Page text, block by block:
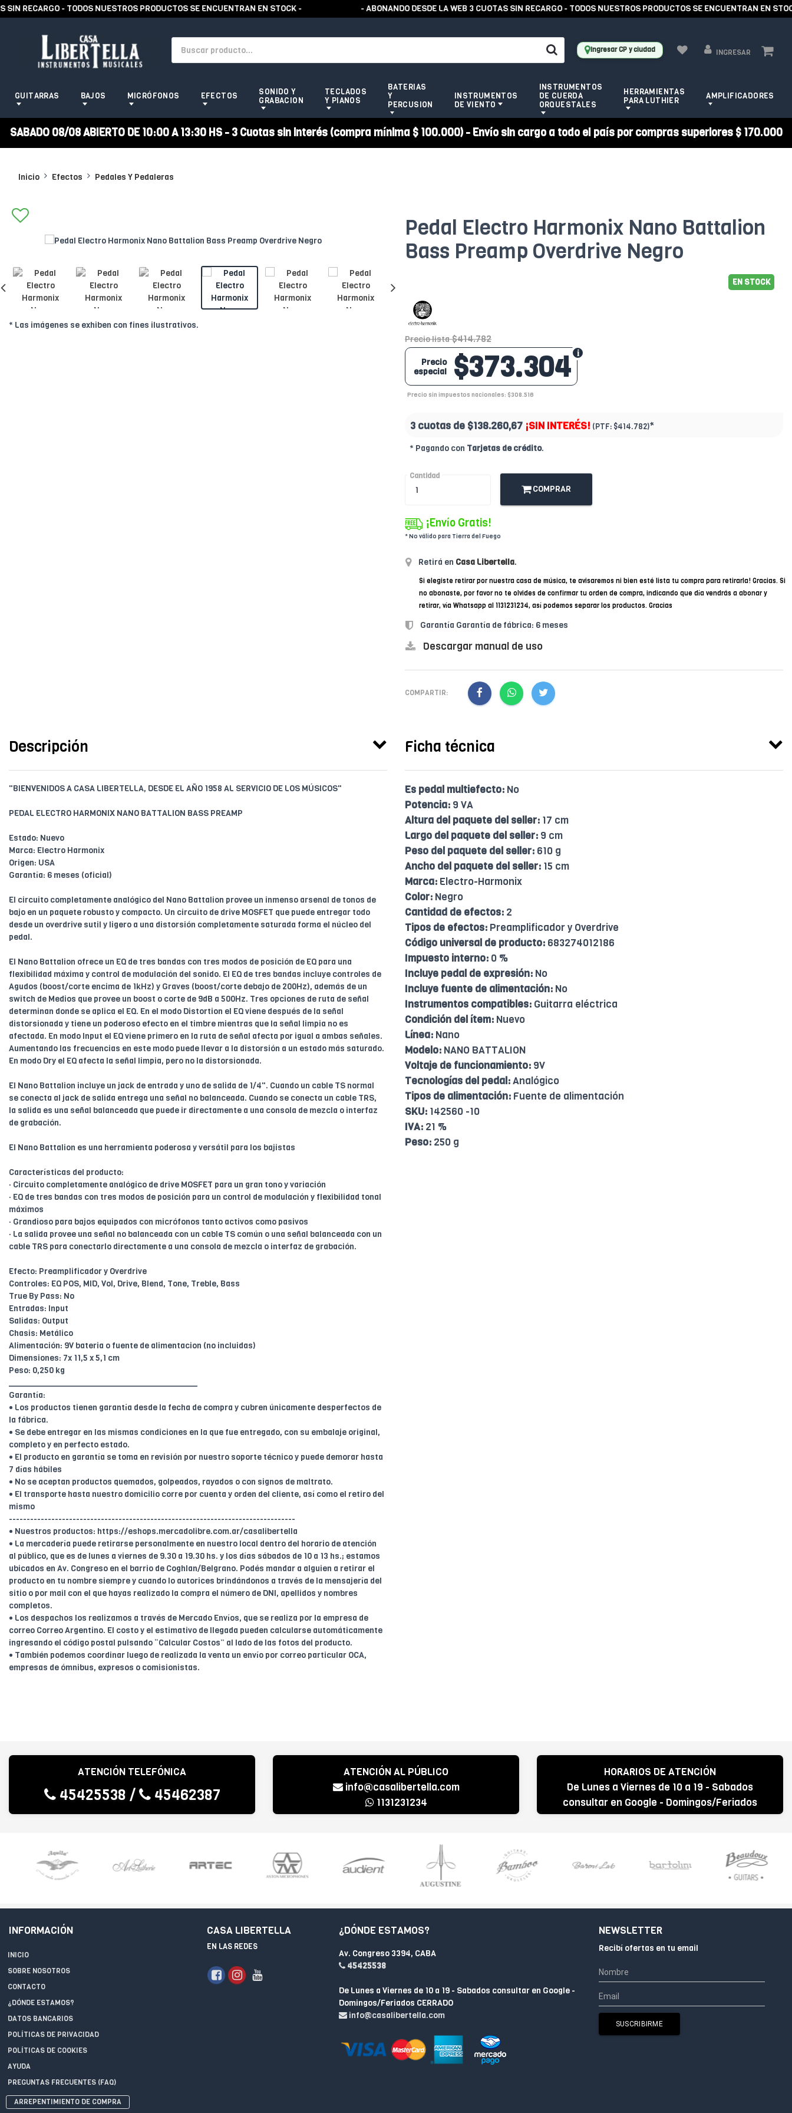
- TODOS NUESTROS PRODUCTOS SE ENCUENTRAN EN STOCK - - ABONANDO DESDE LA WEB 3 CUOTAS SIN RECARGO - TODOS NUESTROS PRODUCTOS SE ENCUENTRAN EN STOCK -
Ingresar CP y ciudad INGRESAR
GUITARRAS BAJOS MICRÓFONOS EFECTOS
SONIDO Y
GRABACION
TECLADOS
Y PIANOS
BATERIAS
Y
PERCUSION
INSTRUMENTOS
DE VIENTO
INSTRUMENTOS
DE CUERDA
ORQUESTALES
HERRAMIENTAS
PARA LUTHIER
AMPLIFICADORES
SABADO 08/08 ABIERTO DE 10:00 A 13:30 HS - 3 Cuotas sin interés (compra mínima $ 100.000) - Envío sin cargo a todo el país por compras superiores $ 170.000
Inicio Efectos Pedales Y Pedaleras
* Las imágenes se exhiben con fines ilustrativos.
Pedal Electro Harmonix Nano Battalion
Bass Preamp Overdrive Negro
EN STOCK
Precio lista $414.782
$373.304
Precio
especial
Precio sin impuestos nacionales: $308.516
3 cuotas de $138.260,67 ¡SIN INTERÉS! (PTF: $414.782)*
* Pagando con Tarjetas de crédito.
Cantidad
COMPRAR
¡Envío Gratis!
* No válido para Tierra del Fuego
Retirá en Casa Libertella.
Si elegiste retirar por nuestra casa de música, te avisaremos ni bien esté lista tu compra para retirarla! Gracias. Si
no abonaste, por favor no te olvides de confirmar tu orden de compra, indicando que día vendrás a abonar y
retirar, vía Whatsapp al 1131231234, así podemos separar los productos. Gracias
Garantía Garantía de fábrica: 6 meses
Descargar manual de uso
COMPARTIR:
Descripción
"BIENVENIDOS A CASA LIBERTELLA, DESDE EL AÑO 1958 AL SERVICIO DE LOS MÚSICOS"
PEDAL ELECTRO HARMONIX NANO BATTALION BASS PREAMP
Estado: Nuevo
Marca: Electro Harmonix
Origen: USA
Garantía: 6 meses (oficial)
El circuito completamente analógico del Nano Battalion provee un inmenso arsenal de tonos de
bajo en un paquete robusto y compacto. Un circuito de drive MOSFET que puede entregar todo
desde un overdrive sutil y ligero a una distorsión completamente saturada forma el núcleo del
pedal.
El Nano Battalion ofrece un EQ de tres bandas con tres modos de posición de EQ para una
flexibilidad máxima y control de modulación del sonido. El EQ de tres bandas incluye controles de
Agudos (boost/corte encima de 1kHz) y Graves (boost/corte debajo de 200Hz), además de un
switch de Medios que provee un boost o corte de 9dB a 500Hz. Tres opciones de ruta de señal
determinan donde se aplica el EQ. En el modo Distortion el EQ viene después de la señal
distorsionada y tiene un poderoso efecto en el timbre mientras que la señal limpia no es
afectada. En modo Input el EQ viene primero en la ruta de señal afecta por igual a ambas señales.
Aumentando las frecuencias en este modo puede llevar a la distorsión a un estado más saturado.
En modo Dry el EQ afecta la señal limpia, pero no la distorsionada.
El Nano Battalion incluye un jack de entrada y uno de salida de 1/4". Cuando un cable TS normal
se conecta al jack de salida entrega una señal no balanceada. Cuando se conecta un cable TRS,
la salida es una señal balanceada que puede ir directamente a una consola de mezcla o interfaz
de grabación.
El Nano Battalion es una herramienta poderosa y versátil para los bajistas
Características del producto:
· Circuito completamente analógico de drive MOSFET para un gran tono y variación
· EQ de tres bandas con tres modos de posición para un control de modulación y flexibilidad tonal
máximos
· Grandioso para bajos equipados con micrófonos tanto activos como pasivos
· La salida provee una señal no balanceada con un cable TS común o una señal balanceada con un
cable TRS para conectarlo directamente a una consola de mezcla o interfaz de grabación.
Efecto: Preamplificador y Overdrive
Controles: EQ POS, MID, Vol, Drive, Blend, Tone, Treble, Bass
True By Pass: No
Entradas: Input
Salidas: Output
Chasis: Metálico
Alimentación: 9V bateria o fuente de alimentacion (no incluidas)
Dimensiones: 7x 11,5 x 5,1 cm
Peso: 0,250 kg
________________________________________
Garantía:
• Los productos tienen garantía desde la fecha de compra y cubren únicamente desperfectos de
la fábrica.
• Se debe entregar en las mismas condiciones en la que fue entregado, con su embalaje original,
completo y en perfecto estado.
• El producto en garantía se toma en revisión por nuestro soporte técnico y puede demorar hasta
7 días hábiles
• No se aceptan productos quemados, golpeados, rayados o con signos de maltrato.
• El transporte hasta nuestro domicilio corre por cuenta y orden del cliente, así como el retiro del
mismo
---------------------------------------------------------------------------------
• Nuestros productos: https://eshops.mercadolibre.com.ar/casalibertella
• La mercadería puede retirarse personalmente en nuestro local dentro del horario de atención
al público, que es de lunes a viernes de 9.30 a 19.30 hs. y los días sábados de 10 a 13 hs.; estamos
ubicados en Av. Congreso en el barrio de Coghlan/Belgrano. Podés mandar a alguien a retirar el
producto en tu nombre siempre y cuando lo autorices brindándonos a través de la mensajería del
sitio o por mail con el que hayas realizado la compra el número de DNI, apellidos y nombres
completos.
• Los despachos los realizamos a través de Mercado Envíos, que se realiza por la empresa de
correo Correo Argentino. El costo y el estimativo de llegada pueden calcularse automáticamente
ingresando el código postal pulsando “Calcular Costos” al lado de las fotos del producto.
• También podemos coordinar luego de realizada la venta un envío por correo particular OCA,
empresas de ómnibus, expresos o comisionistas.
Ficha técnica
Es pedal multiefecto: No
Potencia: 9 VA
Altura del paquete del seller: 17 cm
Largo del paquete del seller: 9 cm
Peso del paquete del seller: 610 g
Ancho del paquete del seller: 15 cm
Marca: Electro-Harmonix
Color: Negro
Cantidad de efectos: 2
Tipos de efectos: Preamplificador y Overdrive
Código universal de producto: 683274012186
Impuesto interno: 0 %
Incluye pedal de expresión: No
Incluye fuente de alimentación: No
Instrumentos compatibles: Guitarra eléctrica
Condición del ítem: Nuevo
Línea: Nano
Modelo: NANO BATTALION
Voltaje de funcionamiento: 9V
Tecnologías del pedal:Analógico
Tipos de alimentación: Fuente de alimentación
SKU: 142560 -10
IVA: 21 %
Peso: 250 g
ATENCIÓN TELEFÓNICA
45425538 / 45462387
ATENCIÓN AL PÚBLICO
info@casalibertella.com
1131231234
HORARIOS DE ATENCIÓN
De Lunes a Viernes de 10 a 19 - Sabados
consultar en Google - Domingos/Feriados
CERRADO
INFORMACIÓN
INICIO
SOBRE NOSOTROS
CONTACTO
¿DÓNDE ESTAMOS?
DATOS BANCARIOS
POLÍTICAS DE PRIVACIDAD
POLÍTICAS DE COOKIES
AYUDA
PREGUNTAS FRECUENTES (FAQ)
ARREPENTIMIENTO DE COMPRA
CASA LIBERTELLA
EN LAS REDES
¿DÓNDE ESTAMOS?
Av. Congreso 3394, CABA
45425538
De Lunes a Viernes de 10 a 19 - Sabados consultar en Google -
Domingos/Feriados CERRADO
info@casalibertella.com
NEWSLETTER
Recibí ofertas en tu email